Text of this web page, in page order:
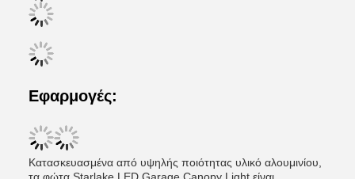
Εφαρμογές:
Κατασκευασμένα από υψηλής ποιότητας υλικό αλουμινίου,